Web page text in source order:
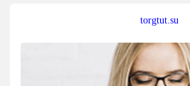
torgtut.su